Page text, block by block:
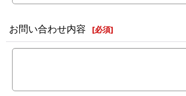
お問い合わせ内容 [必須]